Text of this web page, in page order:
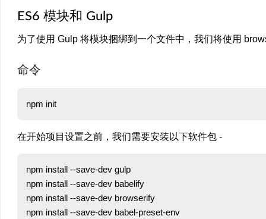
ES6 模块和 Gulp
为了使用 Gulp 将模块捆绑到一个文件中，我们将使用
命令
在开始项目设置之前，我们需要安装以下软件包 -
npm install --save-dev gulp
npm install --save-dev babelify
npm install --save-dev browserify
npm install --save-dev babel-preset-env